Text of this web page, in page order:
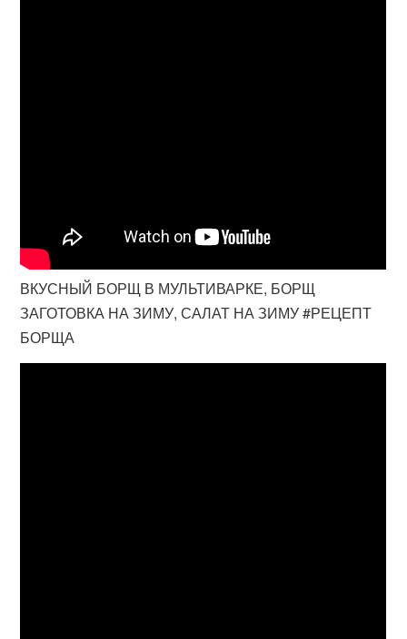
ВКУСНЫЙ БОРЩ В МУЛЬТИВАРКЕ, БОРЩ
ЗАГОТОВКА НА ЗИМУ, САЛАТ НА ЗИМУ #РЕЦЕПТ
БОРЩА